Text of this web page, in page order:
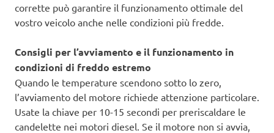
corrette può garantire il funzionamento ottimale del
vostro veicolo anche nelle condizioni più fredde.
Consigli per l’avviamento e il funzionamento in
condizioni di freddo estremo
Quando le temperature scendono sotto lo zero,
l’avviamento del motore richiede attenzione particolare.
Usate la chiave per 10-15 secondi per preriscaldare le
candelette nei motori diesel. Se il motore non si avvia,